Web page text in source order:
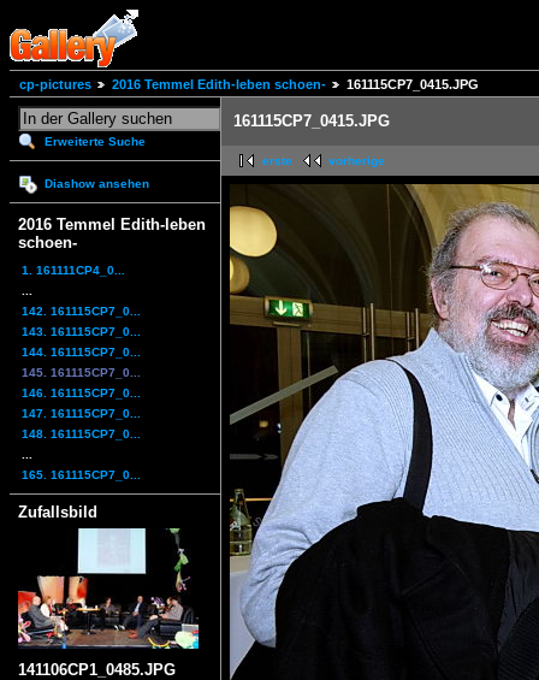
cp-pictures 2016 Temmel Edith-leben schoen- 161115CP7_0415.JPG
Erweiterte Suche
Diashow ansehen
2016 Temmel Edith-leben
schoen-
1. 161111CP4_0...
142. 161115CP7_0...
143. 161115CP7_0...
144. 161115CP7_0...
145. 161115CP7_0...
146. 161115CP7_0...
147. 161115CP7_0...
148. 161115CP7_0...
165. 161115CP7_0...
Zufallsbild
141106CP1_0485.JPG
161115CP7_0415.JPG
erste vorherige